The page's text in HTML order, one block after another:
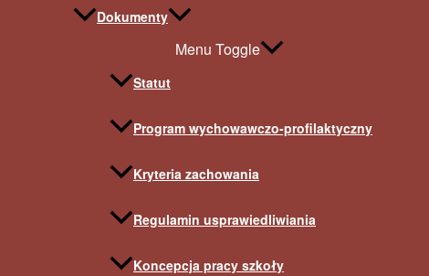
Dokumenty
Menu Toggle
Statut
Program wychowawczo-profilaktyczny
Kryteria zachowania
Regulamin usprawiedliwiania
Koncepcja pracy szkoły